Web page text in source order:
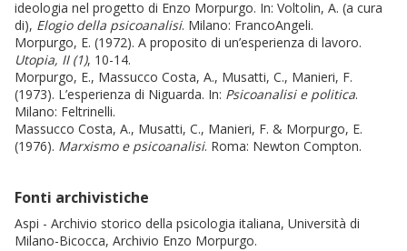
ideologia nel progetto di Enzo Morpurgo. In: Voltolin, A. (a cura
di), Elogio della psicoanalisi. Milano: FrancoAngeli.
Morpurgo, E. (1972). A proposito di un’esperienza di lavoro.
Utopia, II (1), 10-14.
Morpurgo, E., Massucco Costa, A., Musatti, C., Manieri, F.
(1973). L’esperienza di Niguarda. In: Psicoanalisi e politica.
Milano: Feltrinelli.
Massucco Costa, A., Musatti, C., Manieri, F. & Morpurgo, E.
(1976). Marxismo e psicoanalisi. Roma: Newton Compton.
Fonti archivistiche
Aspi - Archivio storico della psicologia italiana, Università di
Milano-Bicocca, Archivio Enzo Morpurgo.